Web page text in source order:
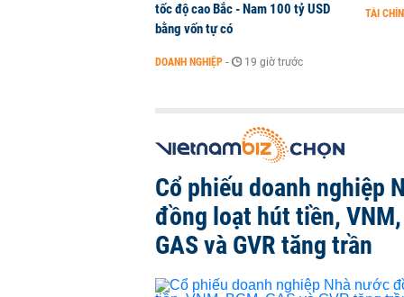
tốc độ cao Bắc - Nam 100 tỷ USD
bằng vốn tự có
DOANH NGHIỆP - 19 giờ trước
TÀI
Cổ phiếu doanh nghiệp
đồng loạt hút tiền, VNM,
GAS và GVR tăng trần